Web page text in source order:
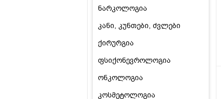
ნარკოლოგია
კანი, კუნთები, ძვლები
ქირურგია
ფსიქონევროლოგია
ონკოლოგია
კოსმეტოლოგია